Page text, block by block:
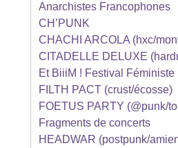
Anarchistes Francophones
CH’PUNK
CHACHI ARCOLA (hxc/
CITADELLE DELUXE
Et BiiiM ! Festival Féministe
FILTH PACT (crust/écosse)
FOETUS PARTY (@punk/
Fragments de concerts
HEADWAR (postpunk/